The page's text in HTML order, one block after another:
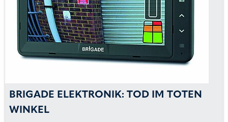
BRIGADE ELEKTRONIK: TOD IM TOTEN
WINKEL